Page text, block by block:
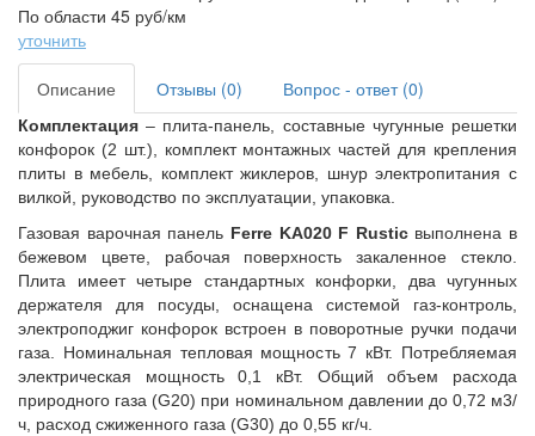
По области 45 руб/км
уточнить
Описание Отзывы (0) Вопрос - ответ (0)
Комплектация – плита-панель, составные чугунные решетки
конфорок (2 шт.), комплект монтажных частей для крепления
плиты в мебель, комплект жиклеров, шнур электропитания с
вилкой, руководство по эксплуатации, упаковка.
Газовая варочная панель Ferre KA020 F Rusticвыполнена в
бежевом цвете, рабочая поверхность закаленное стекло.
Плита имеет четыре стандартных конфорки, два чугунных
держателя для посуды, оснащена системой газ-контроль,
электроподжиг конфорок встроен в поворотные ручки подачи
газа. Номинальная тепловая мощность 7 кВт. Потребляемая
электрическая мощность 0,1 кВт. Общий объем расхода
природного газа (G20) при номинальном давлении до 0,72 м3/
ч, расход сжиженного газа (G30) до 0,55 кг/ч.